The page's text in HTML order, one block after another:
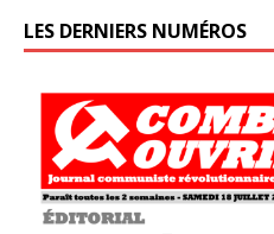
LES DERNIERS NUMÉROS